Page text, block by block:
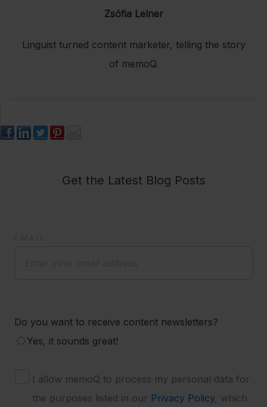
Zsófia Lelner
Linguist turned content marketer, telling the story
of memoQ.
Get the Latest Blog Posts
Do you want to receive content newsletters?
Yes, it sounds great!
I allow memoQ to process my personal data for
the purposes listed in our Privacy Policy, which